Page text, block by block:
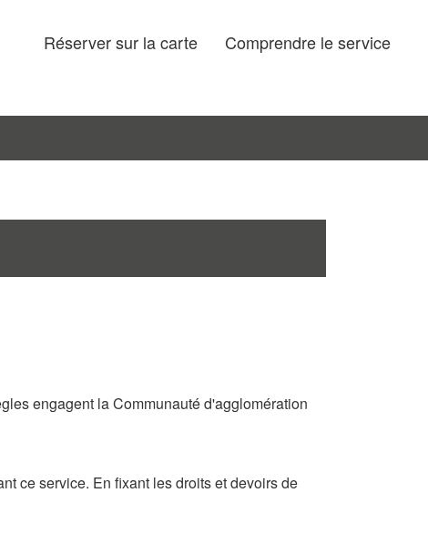
Réserver sur la carte Comprendre le service
engagent la Communauté d'agglomération
ce service. En fixant les droits et devoirs de